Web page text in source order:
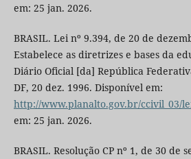
em: 25 jan. 2026.
BRASIL. Lei nº 9.394, de 20 de
Estabelece as diretrizes e bases da
Diário Oficial [da] República
DF, 20 dez. 1996. Disponível em:
http://www.planalto.gov.br/ccivil_03/
em: 25 jan. 2026.
BRASIL. Resolução CP nº 1, de 30 de